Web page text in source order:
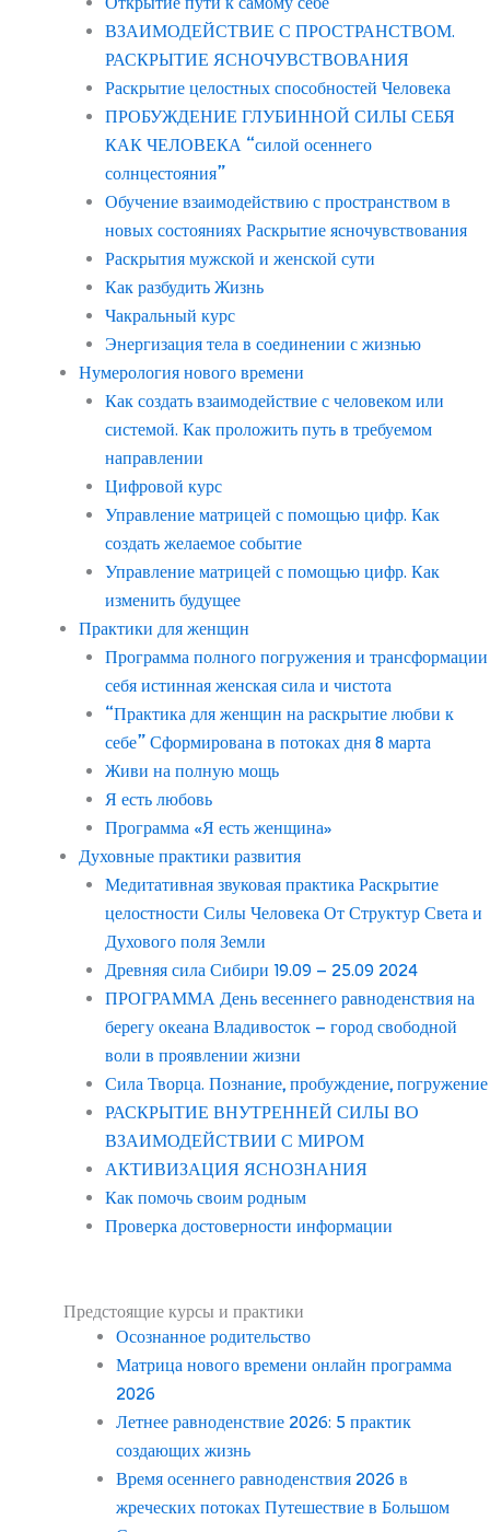
ВЗАИМОДЕЙСТВИЕ С ПРОСТРАНСТВОМ.
РАСКРЫТИЕ ЯСНОЧУВСТВОВАНИЯ
Раскрытие целостных способностей Человека
ПРОБУЖДЕНИЕ ГЛУБИННОЙ СИЛЫ СЕБЯ
КАК ЧЕЛОВЕКА “силой осеннего
солнцестояния”
Обучение взаимодействию с пространством в
новых состояниях Раскрытие ясночувствования
Раскрытия мужской и женской сути
Как разбудить Жизнь
Чакральный курс
Энергизация тела в соединении с жизнью
Нумерология нового времени
Как создать взаимодействие с человеком или
системой. Как проложить путь в требуемом
направлении
Цифровой курс
Управление матрицей с помощью цифр. Как
создать желаемое событие
Управление матрицей с помощью цифр. Как
изменить будущее
Практики для женщин
Программа полного погружения и трансформации
себя истинная женская сила и чистота
“Практика для женщин на раскрытие любви к
себе” Сформирована в потоках дня 8 марта
Живи на полную мощь
Я есть любовь
Программа «Я есть женщина»
Духовные практики развития
Медитативная звуковая практика Раскрытие
целостности Силы Человека От Структур Света и
Духового поля Земли
Древняя сила Сибири 19.09 – 25.09 2024
ПРОГРАММА День весеннего равноденствия на
берегу океана Владивосток – город свободной
воли в проявлении жизни
Сила Творца. Познание, пробуждение, погружение
РАСКРЫТИЕ ВНУТРЕННЕЙ СИЛЫ ВО
ВЗАИМОДЕЙСТВИИ С МИРОМ
АКТИВИЗАЦИЯ ЯСНОЗНАНИЯ
Как помочь своим родным
Проверка достоверности информации
Предстоящие курсы и практики
Осознанное родительство
Матрица нового времени онлайн программа
2026
Летнее равноденствие 2026: 5 практик
создающих жизнь
Время осеннего равноденствия 2026 в
жреческих потоках Путешествие в Большом